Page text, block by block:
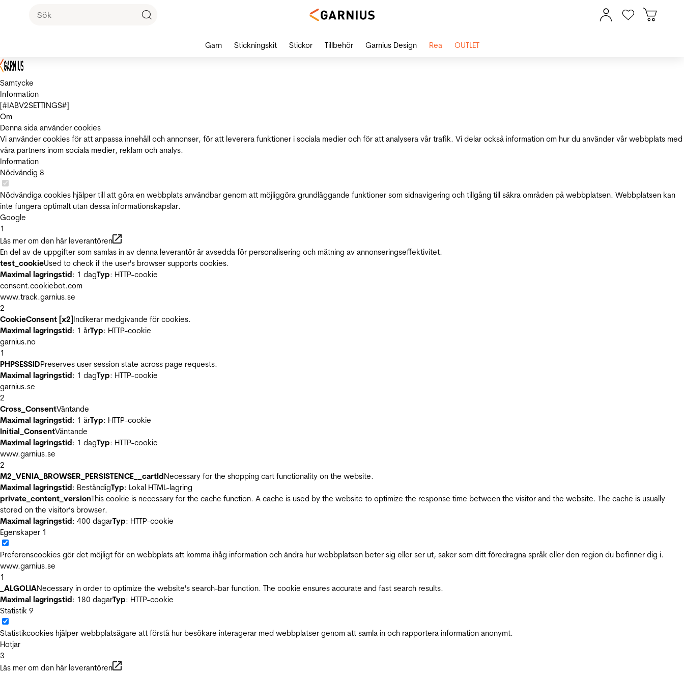
Samtycke
Information
[#IABV2SETTINGS#]
Om
Denna sida använder cookies
Vi använder cookies för att anpassa innehåll och annonser, för att leverera funktioner i sociala medier och för att analysera vår trafik. Vi delar också information om hur du använder vår webbplats med
våra partners inom sociala medier, reklam och analys.
Information
Nödvändig 8
Nödvändiga cookies hjälper till att göra en webbplats användbar genom att möjliggöra grundläggande funktioner som sidnavigering och tillgång till säkra områden på webbplatsen. Webbplatsen kan
inte fungera optimalt utan dessa informationskapslar.
Google
1
Läs mer om den här leverantören
En del av de uppgifter som samlas in av denna leverantör är avsedda för personalisering och mätning av annonseringseffektivitet.
test_cookieUsed to check if the user's browser supports cookies.
Maximal lagringstid: 1 dagTyp: HTTP-cookie
consent.cookiebot.com
www.track.garnius.se
2
CookieConsent [x2]Indikerar medgivande för cookies.
Maximal lagringstid: 1 årTyp: HTTP-cookie
garnius.no
1
PHPSESSIDPreserves user session state across page requests.
Maximal lagringstid: 1 dagTyp: HTTP-cookie
garnius.se
2
Cross_ConsentVäntande
Maximal lagringstid: 1 årTyp: HTTP-cookie
Initial_ConsentVäntande
Maximal lagringstid: 1 dagTyp: HTTP-cookie
www.garnius.se
2
M2_VENIA_BROWSER_PERSISTENCE__cartIdNecessary for the shopping cart functionality on the website.
Maximal lagringstid: BeständigTyp: Lokal HTML-lagring
private_content_versionThis cookie is necessary for the cache function. A cache is used by the website to optimize the response time between the visitor and the website. The cache is usually
stored on the visitor’s browser.
Maximal lagringstid: 400 dagarTyp: HTTP-cookie
Egenskaper 1
Preferenscookies gör det möjligt för en webbplats att komma ihåg information och ändra hur webbplatsen beter sig eller ser ut, saker som ditt föredragna språk eller den region du befinner dig i.
www.garnius.se
1
_ALGOLIANecessary in order to optimize the website's search-bar function. The cookie ensures accurate and fast search results.
Maximal lagringstid: 180 dagarTyp: HTTP-cookie
Statistik 9
Statistikcookies hjälper webbplatsägare att förstå hur besökare interagerar med webbplatser genom att samla in och rapportera information anonymt.
Hotjar
3
Läs mer om den här leverantören
Garn Stickningskit Stickor Tillbehör Garnius Design Rea OUTLET